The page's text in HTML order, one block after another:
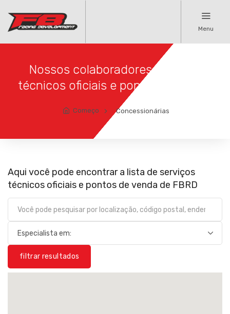
Menu
Nossos colaboradores serviços
técnicos oficiais e pontos de venda
Começo Concessionárias
Aqui você pode encontrar a lista de serviços
técnicos oficiais e pontos de venda de FBRD
filtrar resultados